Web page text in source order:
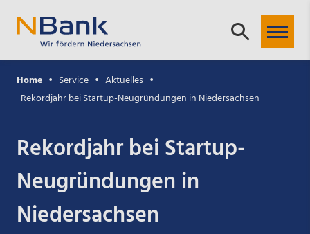
Home Service
Aktuelles
Rekordjahr bei Startup-Neugründungen in Niedersachsen
Rekordjahr bei Startup-
Neugründungen in
Niedersachsen